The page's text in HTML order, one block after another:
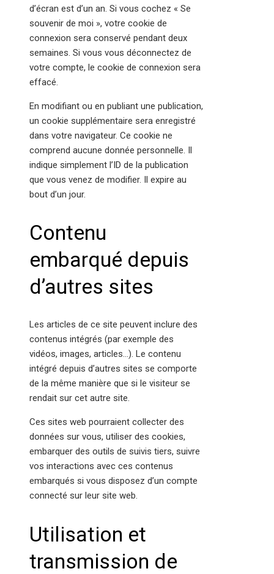
d’écran est d’un an. Si vous cochez « Se
souvenir de moi », votre cookie de
connexion sera conservé pendant deux
semaines. Si vous vous déconnectez de
votre compte, le cookie de connexion sera
effacé.
En modifiant ou en publiant une publication,
un cookie supplémentaire sera enregistré
dans votre navigateur. Ce cookie ne
comprend aucune donnée personnelle. Il
indique simplement l’ID de la publication
que vous venez de modifier. Il expire au
bout d’un jour.
Contenu
embarqué depuis
d’autres sites
Les articles de ce site peuvent inclure des
contenus intégrés (par exemple des
vidéos, images, articles…). Le contenu
intégré depuis d’autres sites se comporte
de la même manière que si le visiteur se
rendait sur cet autre site.
Ces sites web pourraient collecter des
données sur vous, utiliser des cookies,
embarquer des outils de suivis tiers, suivre
vos interactions avec ces contenus
embarqués si vous disposez d’un compte
connecté sur leur site web.
Utilisation et
transmission de